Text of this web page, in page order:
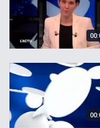
L&#039;Actu du